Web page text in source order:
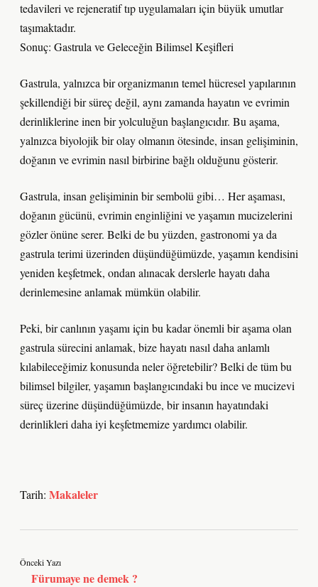
tedavileri ve rejeneratif tıp uygulamaları için büyük umutlar
taşımaktadır.
Sonuç: Gastrula ve Geleceğin Bilimsel Keşifleri
Gastrula, yalnızca bir organizmanın temel hücresel yapılarının
şekillendiği bir süreç değil, aynı zamanda hayatın ve evrimin
derinliklerine inen bir yolculuğun başlangıcıdır. Bu aşama,
yalnızca biyolojik bir olay olmanın ötesinde, insan gelişiminin,
doğanın ve evrimin nasıl birbirine bağlı olduğunu gösterir.
Gastrula, insan gelişiminin bir sembolü gibi… Her aşaması,
doğanın gücünü, evrimin enginliğini ve yaşamın mucizelerini
gözler önüne serer. Belki de bu yüzden, gastronomi ya da
gastrula terimi üzerinden düşündüğümüzde, yaşamın kendisini
yeniden keşfetmek, ondan alınacak derslerle hayatı daha
derinlemesine anlamak mümkün olabilir.
Peki, bir canlının yaşamı için bu kadar önemli bir aşama olan
gastrula sürecini anlamak, bize hayatı nasıl daha anlamlı
kılabileceğimiz konusunda neler öğretebilir? Belki de tüm bu
bilimsel bilgiler, yaşamın başlangıcındaki bu ince ve mucizevi
süreç üzerine düşündüğümüzde, bir insanın hayatındaki
derinlikleri daha iyi keşfetmemize yardımcı olabilir.
Tarih: Makaleler
Önceki Yazı
Fürumaye ne demek ?